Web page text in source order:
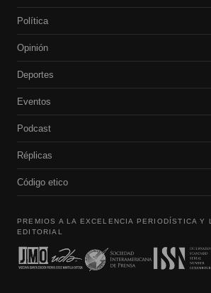
Política
Opinión
Deportes
Eventos
Podcast
Réplicas
Código etico
PREMIOS A LA EXCELENCIA PERIODÍSTICA Y
EDITORIAL